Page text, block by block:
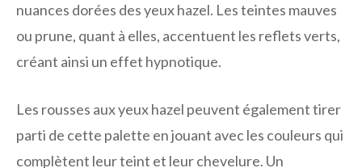
nuances dorées des yeux hazel. Les teintes mauves
ou prune, quant à elles, accentuent les reflets verts,
créant ainsi un effet hypnotique.
Les rousses aux yeux hazel peuvent également tirer
parti de cette palette en jouant avec les couleurs qui
complètent leur teint et leur chevelure. Un